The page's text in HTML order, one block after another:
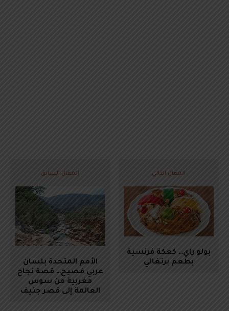
المقال السابق
الأمم المتحدة بلسان
عربي فصيح… قصة نجاح
مغربية من سوس
العالمة إلى قصر جنيف
المقال التالي
بولو راي… كعكة فرنسية
بطعم برتغالي